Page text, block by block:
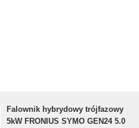
Falownik hybrydowy trójfazowy
5kW FRONIUS SYMO GEN24 5.0